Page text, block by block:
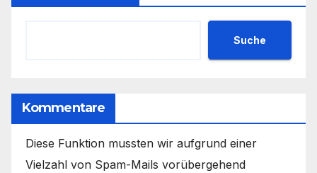
Suche
Kommentare
Diese Funktion mussten wir aufgrund einer
Vielzahl von Spam-Mails vorübergehend